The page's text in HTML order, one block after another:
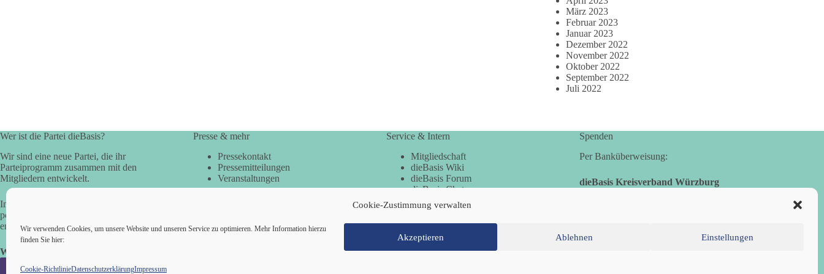
Cookie-Zustimmung verwalten
Wir verwenden Cookies, um unsere Website und unseren Service zu optimieren. Mehr Information hierzu
finden Sie hier:
Akzeptieren Ablehnen Einstellungen
Cookie-RichtlinieDatenschutzerklärungImpressum
März 2023
Februar 2023
Januar 2023
Dezember 2022
November 2022
Oktober 2022
September 2022
Juli 2022
Wer ist die Partei dieBasis?
Wir sind eine neue Partei, die ihr
Parteiprogramm zusammen mit den
Mitgliedern entwickelt.
In der Basisdemokratie werden die
politischen Fragen direkt vom Volk
entschieden.
Wir alle sind die Basis!
Presse & mehr
Pressekontakt
Pressemitteilungen
Veranstaltungen
Service & Intern
Mitgliedschaft
dieBasis Wiki
dieBasis Forum
dieBasis Chat
dieBasis Merchandising
Cookie-Zustimmung
Spenden
Per Banküberweisung:
dieBasis Kreisverband Würzburg